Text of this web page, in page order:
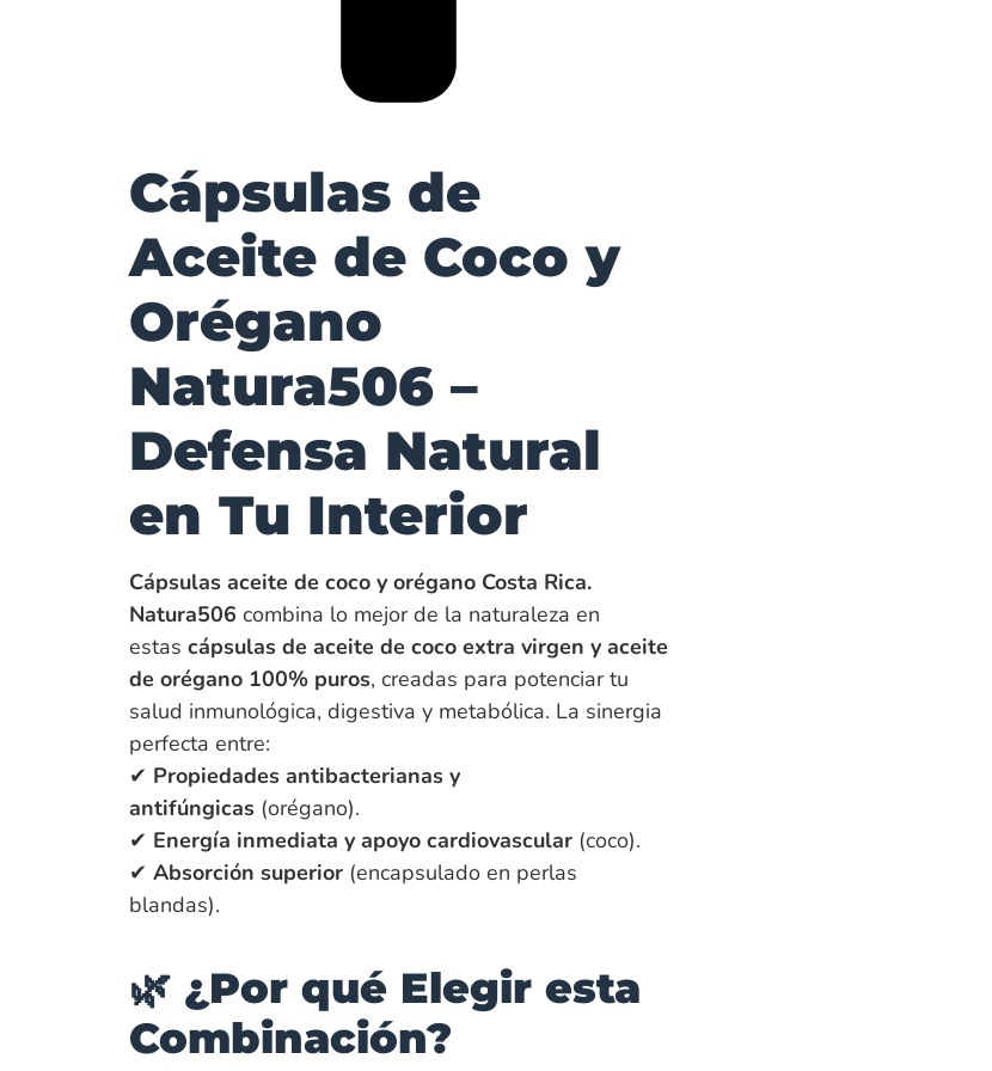
Cápsulas de
Aceite de Coco y
Orégano
Natura506 –
Defensa Natural
en Tu Interior
Cápsulas aceite de coco y orégano Costa Rica.
Natura506 combina lo mejor de la naturaleza en
estas cápsulas de aceite de coco extra virgen y aceite
de orégano 100% puros, creadas para potenciar tu
salud inmunológica, digestiva y metabólica. La sinergia
perfecta entre:
✔ Propiedades antibacterianas y
antifúngicas(orégano).
✔ Energía inmediata y apoyo cardiovascular(coco).
✔ Absorción superior(encapsulado en perlas
blandas).
🌿 ¿Por qué Elegir esta
Combinación?